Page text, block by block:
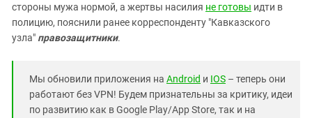
стороны мужа нормой, а жертвы насилия не готовы идти в
полицию, пояснили ранее корреспонденту "Кавказского
узла" правозащитники.
Мы обновили приложения на Android и IOS – теперь они
работают без VPN! Будем признательны за критику, идеи
по развитию как в Google Play/App Store, так и на